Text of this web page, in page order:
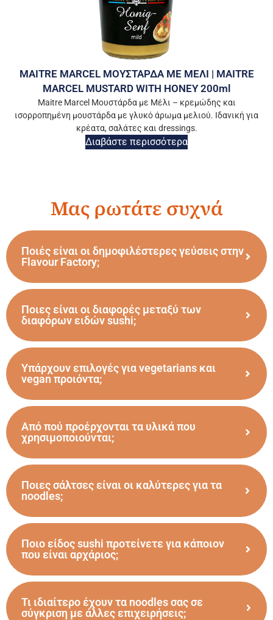
MAITRE MARCEL ΜΟΥΣΤΑΡΔΑ ΜΕ ΜΕΛΙ | MAITRE
MARCEL MUSTARD WITH HONEY 200ml
Maitre Marcel Μουστάρδα με Μέλι – κρεμώδης και
ισορροπημένη μουστάρδα με γλυκό άρωμα μελιού. Ιδανική για
κρέατα, σαλάτες και dressings.
Διαβάστε περισσότερα
Μας ρωτάτε συχνά
Ποιές είναι οι δημοφιλέστερες γεύσεις στην
Flavour Factory;
Ποιες είναι οι διαφορές μεταξύ των
διαφόρων ειδών sushi;
Υπάρχουν επιλογές για vegetarians και
vegan προιόντα;
Από πού προέρχονται τα υλικά που
χρησιμοποιούνται;
Ποιες σάλτσες είναι οι καλύτερες για τα
noodles;
Ποιο είδος sushi προτείνετε για κάποιον
που είναι αρχάριος;
Τι ιδιαίτερο έχουν τα noodles σας σε
σύγκριση με άλλες επιχειρήσεις;